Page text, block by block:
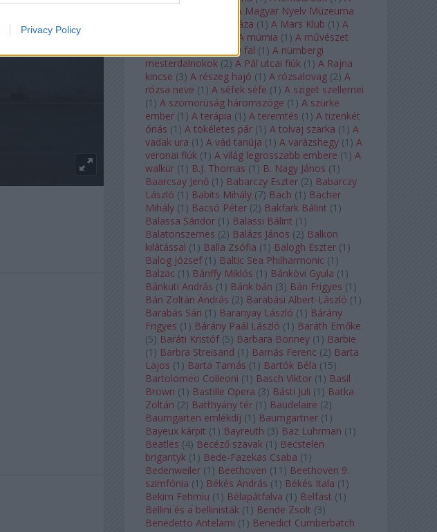
Privacy Policy
A Magyar Nyelv Múzeuma
A Magyar Zene Háza (1 ) A Mars Klub (1 ) A
A múmia (1 ) A művészet
A nagy fal (1 ) A nürnbergi
mesterdalnokok (2) A Pál utcai fiúk (1 ) A Rajna
kincse (3) A részeg hajó (1 ) A rózsalovag (2) A
rózsa neve (1 ) A séfek séfe (1 ) A sziget szellemei
(1 ) A szomorúság háromszöge (1 ) A szürke
ember (1 ) A terápia (1 ) A teremtés (1 ) A tizenkét
óriás (1 ) A tökéletes pár (1 ) A tolvaj szarka (1 ) A
vadak ura (1 ) A vád tanúja (1 ) A varázshegy (1 ) A
veronai fiúk (1 ) A világ legrosszabb embere (1 ) A
walkür (1 ) B.J. Thomas (1 ) B. Nagy János (1 )
Baarcsay Jenő (1 ) Babarczy Eszter (2) Babarczy
László (1 ) Babits Mihály (7) Bach (1 ) Bächer
Mihály (1 ) Bacsó Péter (2) Bakfark Bálint (1 )
Balassa Sándor (1 ) Balassi Bálint (1 )
Balatonszemes (2) Balázs János (2) Balkon
kilátással (1 ) Balla Zsófia (1 ) Balogh Eszter (1 )
Balog József (1 ) Baltic Sea Philharmonic (1 )
Balzac (1 ) Bánffy Miklós (1 ) Bánkövi Gyula (1 )
Bánkuti András (1 ) Bánk bán (3) Bán Frigyes (1 )
Bán Zoltán András (2) Barabási Albert-László (1 )
Barabás Sári (1 ) Baranyay László (1 ) Bárány
Frigyes (1 ) Bárány Paál László (1 ) Baráth Emőke
(5) Baráti Kristóf (5) Barbara Bonney (1 ) Barbie
(1 ) Barbra Streisand (1 ) Barnás Ferenc (2) Barta
Lajos (1 ) Barta Tamás (1 ) Bartók Béla (15)
Bartolomeo Colleoni (1 ) Basch Viktor (1 ) Basil
Brown (1 ) Bastille Opera (3) Básti Juli (1 ) Batka
Zoltán (2) Batthyány tér (1 ) Baudelaire (2)
Baumgarten emlékdíj (1 ) Baumgartner (1 )
Bayeux kárpit (1 ) Bayreuth (3) Baz Luhrman (1 )
Beatles (4) Becéző szavak (1 ) Becstelen
brigantyk (1 ) Bede-Fazekas Csaba (1 )
Bedenweiler (1 ) Beethoven (11 ) Beethoven 9.
szimfónia (1 ) Békés András (1 ) Békés Itala (1 )
Bekim Fehmiu (1 ) Bélapátfalva (1 ) Belfast (1 )
Bellini és a bellinisták (1 ) Bende Zsolt (3)
Benedetto Antelami (1 ) Benedict Cumberbatch